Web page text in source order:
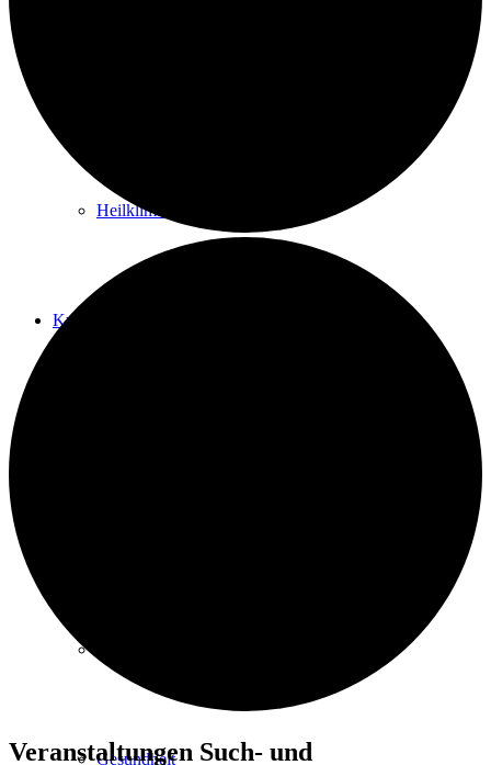
Heilklimaten
Kur & Tourismus
Gesundheit
Veranstaltungen
Veranstaltungen Such- und